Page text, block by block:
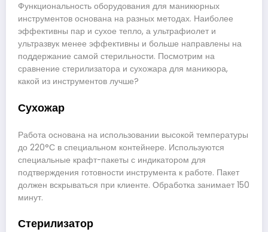
Функциональность оборудования для маникюрных
инструментов основана на разных методах. Наиболее
эффективны пар и сухое тепло, а ультрафиолет и
ультразвук менее эффективны и больше направлены на
поддержание самой стерильности. Посмотрим на
сравнение стерилизатора и сухожара для маникюра,
какой из инструментов лучше?
Сухожар
Работа основана на использовании высокой температуры
до 220°С в специальном контейнере. Используются
специальные крафт-пакеты с индикатором для
подтверждения готовности инструмента к работе. Пакет
должен вскрываться при клиенте. Обработка занимает 150
минут.
Стерилизатор